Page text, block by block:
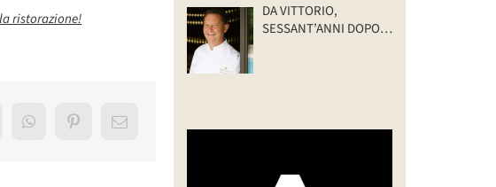
ristorazione!
WhatsAppPinterestEmail
DA VITTORIO,
SESSANT’ANNI DOPO: